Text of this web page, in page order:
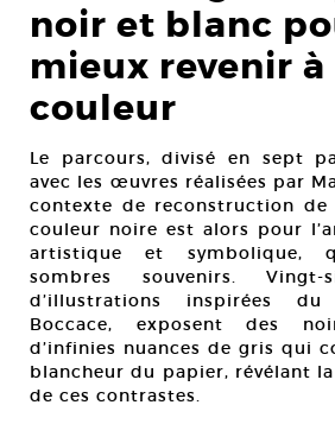
noir et blanc
mieux revenir à
couleur
Le parcours, divisé en sept
avec les œuvres réalisées par
contexte de reconstruction de
couleur noire est alors pour
artistique et symbolique,
sombres souvenirs.
d’illustrations inspirées du
Boccace, exposent des
d’infinies nuances de gris qui
blancheur du papier, révélant
de ces contrastes.